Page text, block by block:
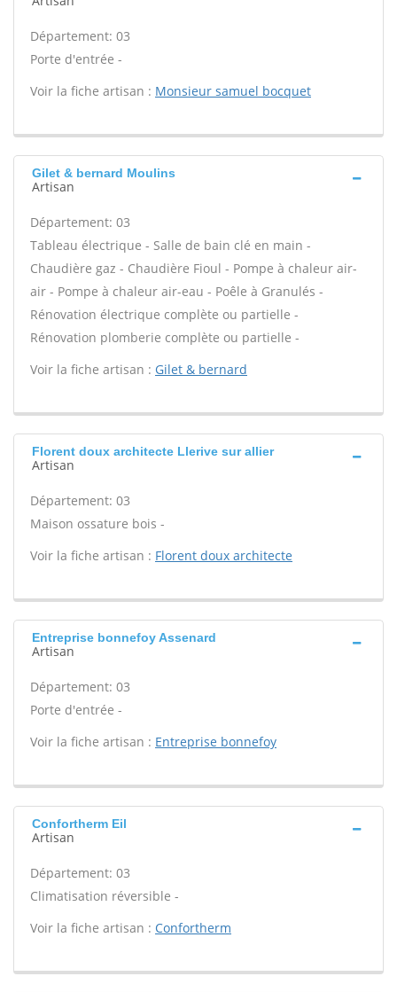
Département: 03
Porte d'entrée -
Voir la fiche artisan : Monsieur samuel bocquet
Gilet & bernard Moulins
Artisan
Département: 03
Tableau électrique - Salle de bain clé en main -
Chaudière gaz - Chaudière Fioul - Pompe à chaleur air-
air - Pompe à chaleur air-eau - Poêle à Granulés -
Rénovation électrique complète ou partielle -
Rénovation plomberie complète ou partielle -
Voir la fiche artisan : Gilet & bernard
Florent doux architecte Llerive sur allier
Artisan
Département: 03
Maison ossature bois -
Voir la fiche artisan : Florent doux architecte
Entreprise bonnefoy Assenard
Artisan
Département: 03
Porte d'entrée -
Voir la fiche artisan : Entreprise bonnefoy
Confortherm Eil
Artisan
Département: 03
Climatisation réversible -
Voir la fiche artisan : Confortherm